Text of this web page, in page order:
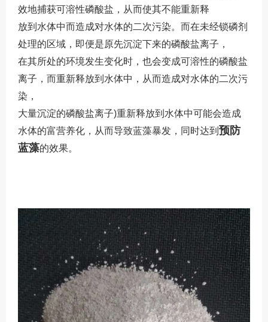
效地捕获可溶性磷酸盐，从而使其不能重新释
放到水体中而造成对水体的二次污染。而在未经锁磷剂
处理的区域，即便是原先沉淀下来的磷酸盐离子，
在其所处的环境发生变化时，也会变成可溶性的磷酸盐
离子，而重新释放到水体中，从而造成对水体的二次污
染，
大量沉淀的磷酸盐离子)重新释放到水体中可能会造成
水体的富营养化，从而导致蓝藻暴发，同时达到 预防
蓝藻的效果。